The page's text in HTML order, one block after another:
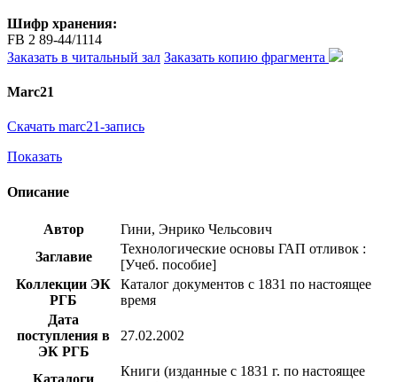
Шифр хранения:
FB 2 89-44/1114
Заказать в читальный зал Заказать копию фрагмента
Marc21
Скачать marc21-запись
Показать
Описание
Автор
Гини, Энрико Чельсович
Заглавие
Технологические основы ГАП отливок :
[Учеб. пособие]
Коллекции ЭК
РГБ
Каталог документов с 1831 по настоящее
время
Дата
поступления в
ЭК РГБ
27.02.2002
Каталоги
Книги (изданные с 1831 г. по настоящее